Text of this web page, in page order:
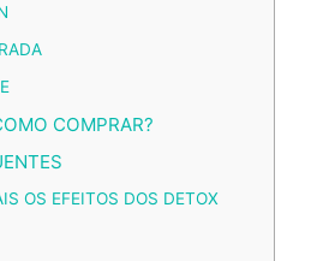
COMPRAR?
OS EFEITOS DOS DETOX